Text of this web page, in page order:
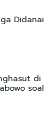
Didanai
di
soal